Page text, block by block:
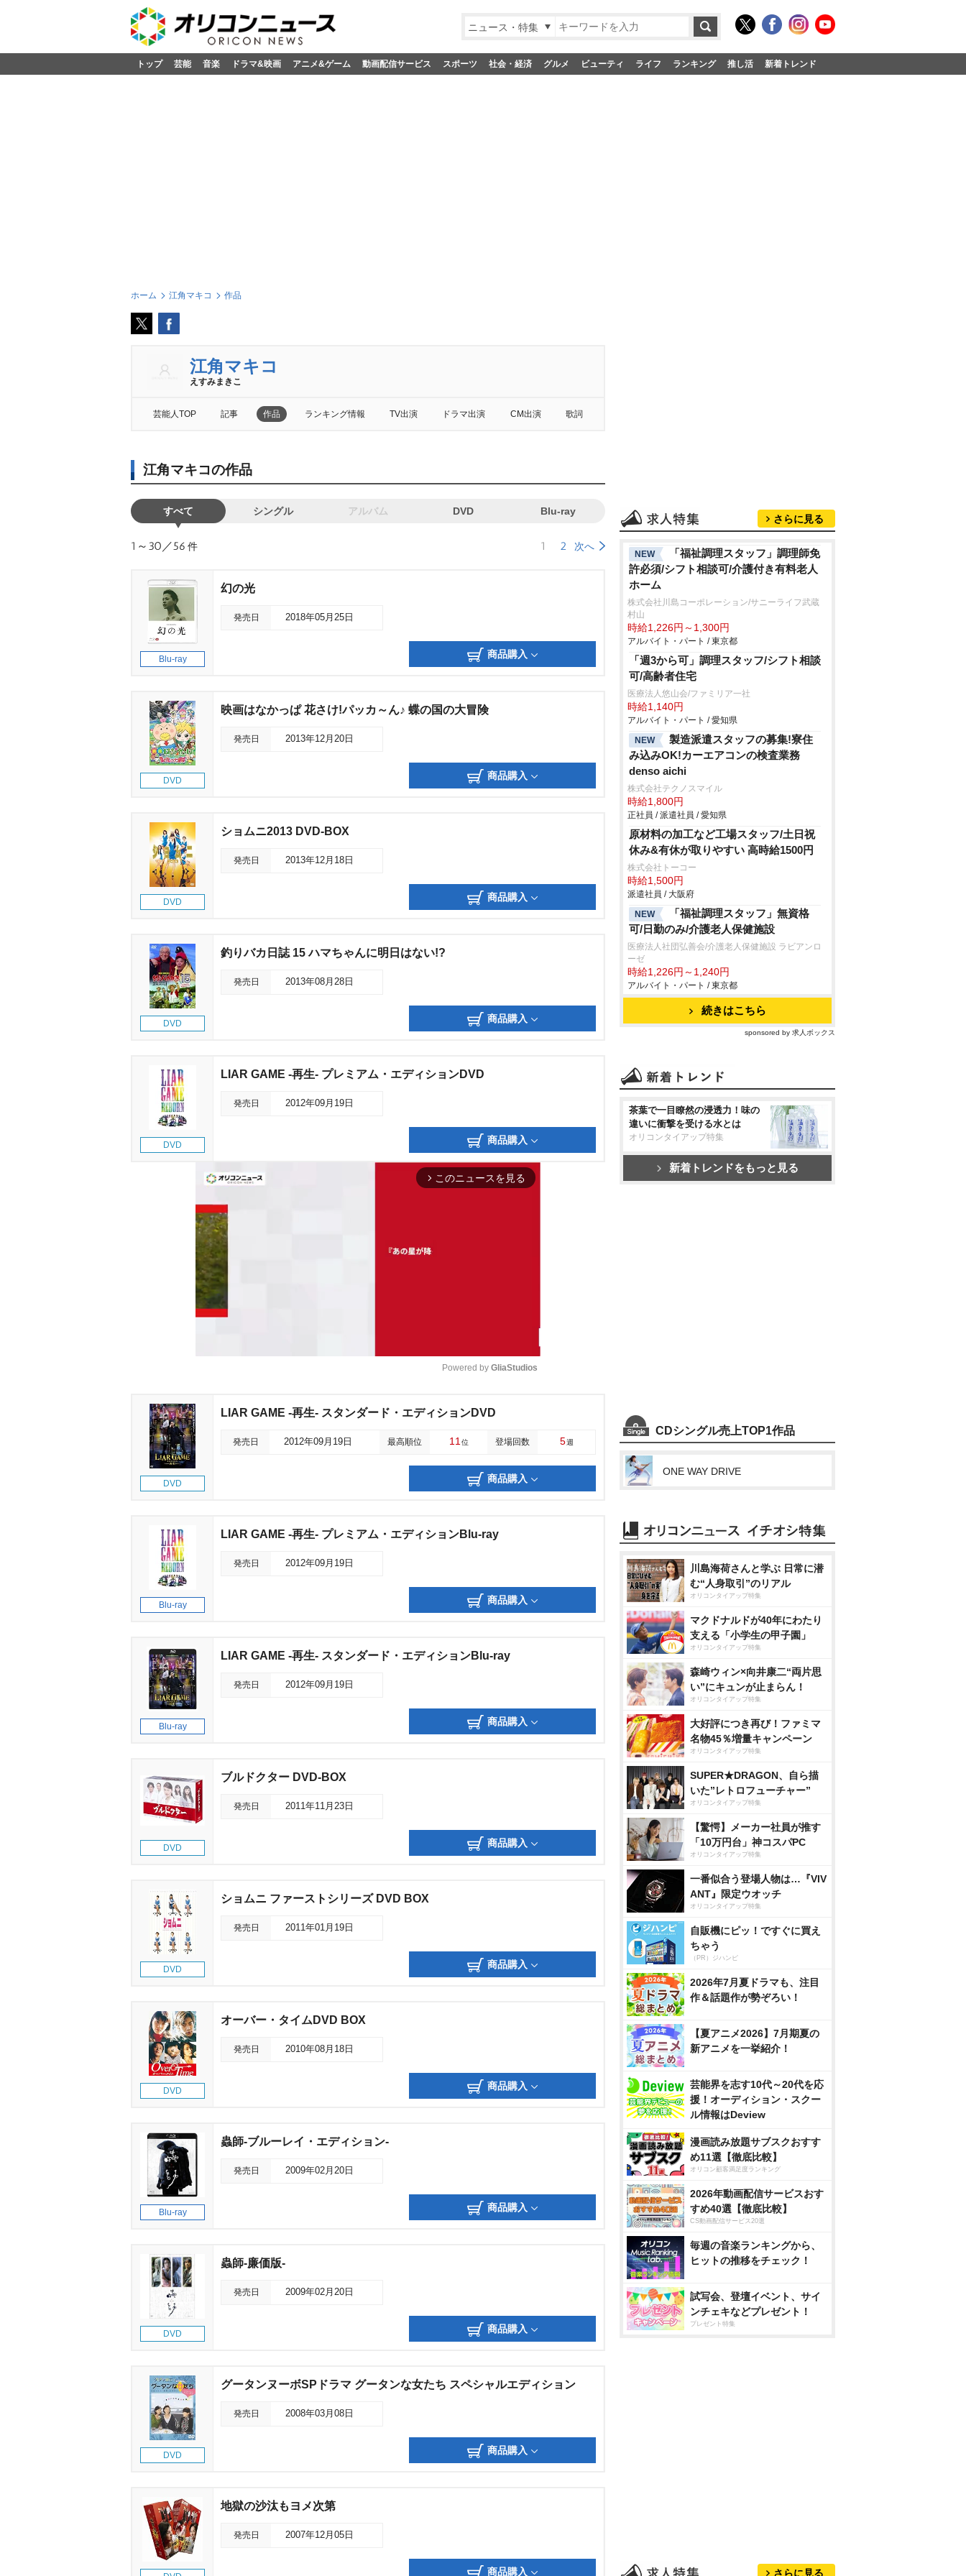
ニュース・特集
トップ 芸能 音楽 ドラマ&映画 アニメ&ゲーム 動画配信サービス スポーツ 社会・経済 グルメ ビューティ ライフ ランキング 推し活 新着トレンド
ホーム 江角マキコ 作品
江角マキコ
えすみまきこ
芸能人TOP 記事 作品 ランキング情報 TV出演 ドラマ出演 CM出演 歌詞
江角マキコの作品
すべて シングル アルバム DVD Blu-ray
1～30／56 件 1 2 次へ
Blu-ray
幻の光
発売日 2018年05月25日
商品購入
DVD
映画はなかっぱ 花さけ!パッカ～ん♪ 蝶の国の大冒険
発売日 2013年12月20日
商品購入
DVD
ショムニ2013 DVD-BOX
発売日 2013年12月18日
商品購入
DVD
釣りバカ日誌 15 ハマちゃんに明日はない!?
発売日 2013年08月28日
商品購入
DVD
LIAR GAME -再生- プレミアム・エディションDVD
発売日 2012年09月19日
商品購入
arrow_forward_ios このニュースを見る
M
e
Powered by GliaStudios
DVD
LIAR GAME -再生- スタンダード・エディションDVD
発売日 2012年09月19日 最高順位 11 位 登場回数 5週
商品購入
Blu-ray
LIAR GAME -再生- プレミアム・エディションBlu-ray
発売日 2012年09月19日
商品購入
Blu-ray
LIAR GAME -再生- スタンダード・エディションBlu-ray
発売日 2012年09月19日
商品購入
DVD
ブルドクター DVD-BOX
発売日 2011年11月23日
商品購入
DVD
ショムニ ファーストシリーズ DVD BOX
発売日 2011年01月19日
商品購入
DVD
オーバー・タイムDVD BOX
発売日 2010年08月18日
商品購入
Blu-ray
蟲師-ブルーレイ・エディション-
発売日 2009年02月20日
商品購入
DVD
蟲師-廉価版-
発売日 2009年02月20日
商品購入
DVD
グータンヌーボSPドラマ グータンな女たち スペシャルエディション
発売日 2008年03月08日
商品購入
地獄の沙汰もヨメ次第
発売日 2007年12月05日
商品購入
さらに見る
NEW
「福祉調理スタッフ」調理師免
許必須/シフト相談可/介護付き有料老人
ホーム
株式会社川島コーポレーション/サニーライフ武蔵
村山
時給1,226円～1,300円
アルバイト・パート / 東京都
「週3から可」調理スタッフ/シフト相談
可/高齢者住宅
医療法人悠山会/ファミリア一社
時給1,140円
アルバイト・パート / 愛知県
NEW
製造派遣スタッフの募集!寮住
み込みOK!カーエアコンの検査業務
denso aichi
株式会社テクノスマイル
時給1,800円
正社員 / 派遣社員 / 愛知県
原材料の加工など工場スタッフ/土日祝
休み&有休が取りやすい 高時給1500円
株式会社トーコー
時給1,500円
派遣社員 / 大阪府
NEW
「福祉調理スタッフ」無資格
可/日勤のみ/介護老人保健施設
医療法人社団弘善会/介護老人保健施設 ラビアンロ
ーゼ
時給1,226円～1,240円
アルバイト・パート / 東京都
続きはこちら
sponsored by 求人ボックス
茶葉で一目瞭然の浸透力！味の
違いに衝撃を受ける水とは
オリコンタイアップ特集
新着トレンドをもっと見る
CDシングル売上TOP1作品
ONE WAY DRIVE
川島海荷さんと学ぶ 日常に潜
む“人身取引”のリアル
オリコンタイアップ特集
マクドナルドが40年にわたり
支える「小学生の甲子園」
オリコンタイアップ特集
森崎ウィン×向井康二“両片思
い”にキュンが止まらん！
オリコンタイアップ特集
大好評につき再び！ファミマ
名物45％増量キャンペーン
オリコンタイアップ特集
SUPER★DRAGON、自ら描
いた”レトロフューチャー”
オリコンタイアップ特集
【驚愕】メーカー社員が推す
「10万円台」神コスパPC
オリコンタイアップ特集
一番似合う登場人物は…『VIV
ANT』限定ウオッチ
オリコンタイアップ特集
自販機にピッ！ですぐに買え
ちゃう
（PR）ジハンピ
2026年7月夏ドラマも、注目
作＆話題作が勢ぞろい！
【夏アニメ2026】7月期夏の
新アニメを一挙紹介！
芸能界を志す10代～20代を応
援！オーディション・スクー
ル情報はDeview
漫画読み放題サブスクおすす
め11選【徹底比較】
オリコン顧客満足度ランキング
2026年動画配信サービスおす
すめ40選【徹底比較】
CS動画配信サービス20選
毎週の音楽ランキングから、
ヒットの推移をチェック！
試写会、登壇イベント、サイ
ンチェキなどプレゼント！
プレゼント特集
さらに見る